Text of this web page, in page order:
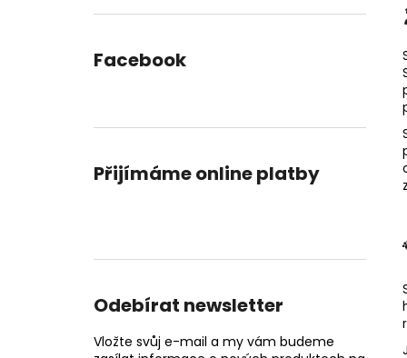
Facebook
Přijímáme online platby
Odebírat newsletter
Vložte svůj e-mail a my vám budeme